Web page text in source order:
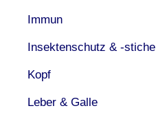
Immun
Insektenschutz & -stiche
Kopf
Leber & Galle